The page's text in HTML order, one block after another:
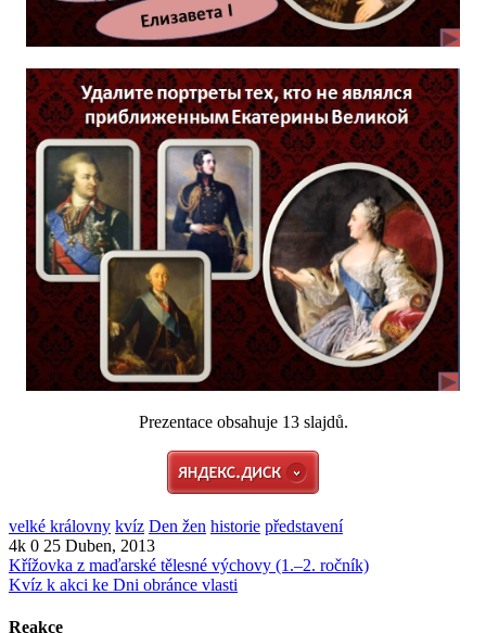
Prezentace obsahuje 13 slajdů.
velké královny kvíz Den žen historie představení
4k 0 25 Duben, 2013
Křížovka z maďarské tělesné výchovy (1.–2. ročník)
Kvíz k akci ke Dni obránce vlasti
Reakce